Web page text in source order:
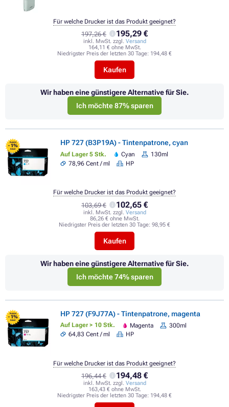
197,26 € 195,29 €
inkl. MwSt. zzgl. Versand
164,11 € ohne MwSt.
Niedrigster Preis der letzten 30 Tage: 194,48 €
Kaufen
Für welche Drucker ist das Produkt geeignet?
Wir haben eine günstigere Alternative für Sie.
Ich möchte 87% sparen
FLASH
- 1%
SALE
HP 727 (B3P19A) - Tintenpatrone, cyan
Auf Lager 5 Stk. Cyan
130ml
78,96 Cent / ml
HP
103,69 € 102,65 €
inkl. MwSt. zzgl. Versand
86,26 € ohne MwSt.
Niedrigster Preis der letzten 30 Tage: 98,95 €
Kaufen
Für welche Drucker ist das Produkt geeignet?
Wir haben eine günstigere Alternative für Sie.
Ich möchte 74% sparen
FLASH
- 1%
SALE
HP 727 (F9J77A) - Tintenpatrone, magenta
Auf Lager > 10 Stk. Magenta
300ml
64,83 Cent / ml
HP
196,44 € 194,48 €
inkl. MwSt. zzgl. Versand
163,43 € ohne MwSt.
Niedrigster Preis der letzten 30 Tage: 194,48 €
Für welche Drucker ist das Produkt geeignet?